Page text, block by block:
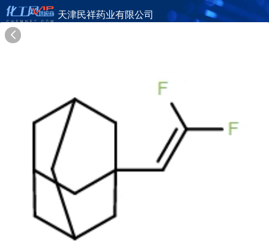
天津民祥药业有限公司
天津民祥药业有限公司
TIANJIN MINXIANG BIOMEDICAL INC.